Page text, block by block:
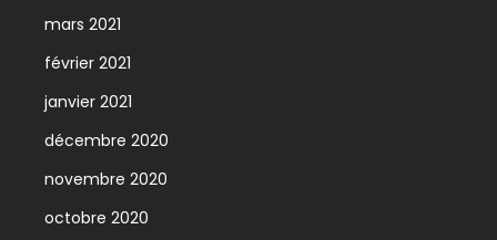
mars 2021
février 2021
janvier 2021
décembre 2020
novembre 2020
octobre 2020